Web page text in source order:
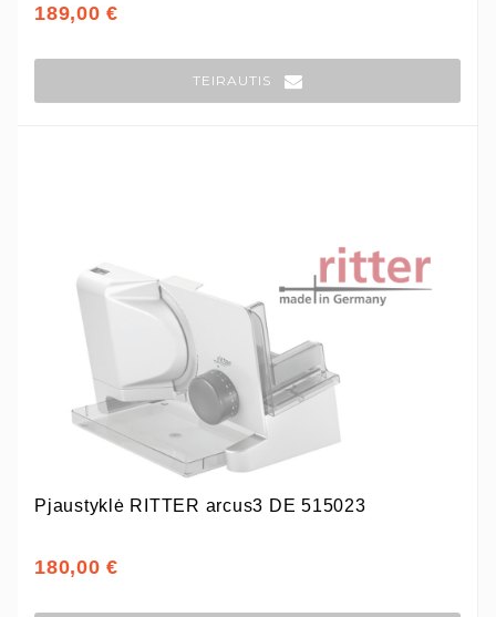
189,00 €
TEIRAUTIS
Pjaustyklė RITTER arcus3 DE 515023
180,00 €